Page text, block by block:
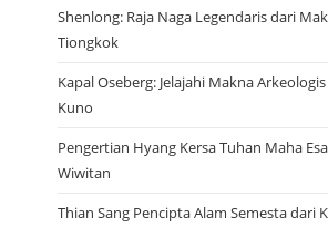
Shenlong: Raja Naga Legendaris dari
Tiongkok
Kapal Oseberg: Jelajahi Makna
Kuno
Pengertian Hyang Kersa Tuhan Maha
Wiwitan
Thian Sang Pencipta Alam Semesta dari